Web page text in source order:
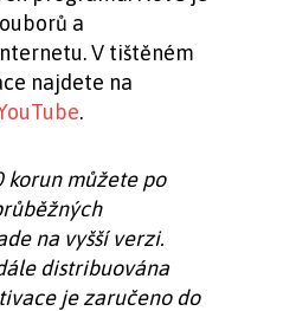
a
V tištěném
najdete na
.
korun můžete po
na vyšší verzi.
distribuována
je zaručeno do